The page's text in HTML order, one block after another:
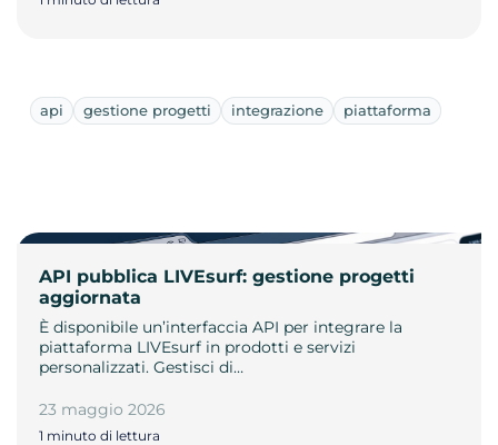
api gestione progetti integrazione piattaforma
API pubblica LIVEsurf: gestione progetti
aggiornata
È disponibile un’interfaccia API per integrare la
piattaforma LIVEsurf in prodotti e servizi
personalizzati. Gestisci di…
23 maggio 2026
1 minuto di lettura